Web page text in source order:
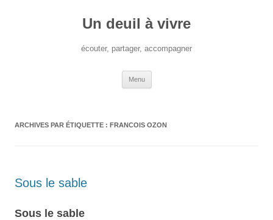
Un deuil à vivre
écouter, partager, accompagner
Menu
ARCHIVES PAR ÉTIQUETTE : FRANCOIS OZON
Sous le sable
Sous le sable